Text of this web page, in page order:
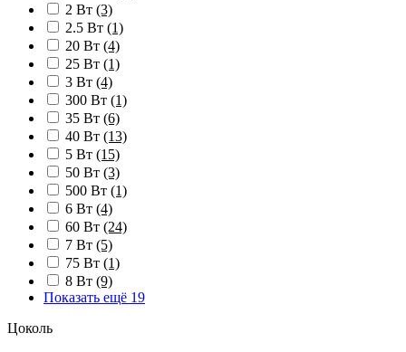
2 Вт (3)
2.5 Вт (1)
20 Вт (4)
25 Вт (1)
3 Вт (4)
300 Вт (1)
35 Вт (6)
40 Вт (13)
5 Вт (15)
50 Вт (3)
500 Вт (1)
6 Вт (4)
60 Вт (24)
7 Вт (5)
75 Вт (1)
8 Вт (9)
Показать ещё 19
Цоколь